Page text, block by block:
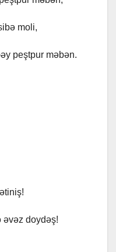
moli,
peştpur məbən.
əvəz doydəş!